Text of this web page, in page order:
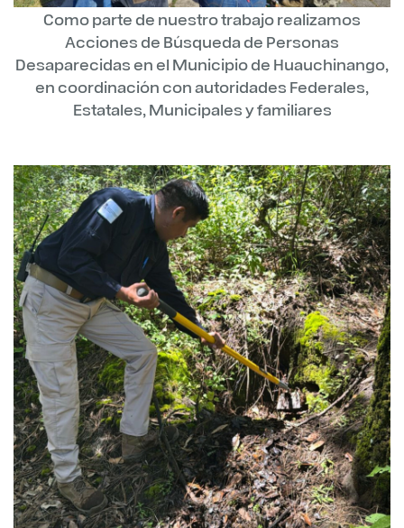
Como parte de nuestro trabajo realizamos
Acciones de Búsqueda de Personas
Desaparecidas en el Municipio de Huauchinango,
en coordinación con autoridades Federales,
Estatales, Municipales y familiares